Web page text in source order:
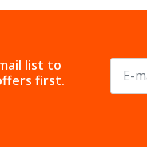
list to
first.